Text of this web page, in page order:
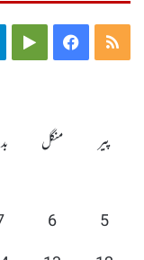
RSS
پیر
منگل
5
6